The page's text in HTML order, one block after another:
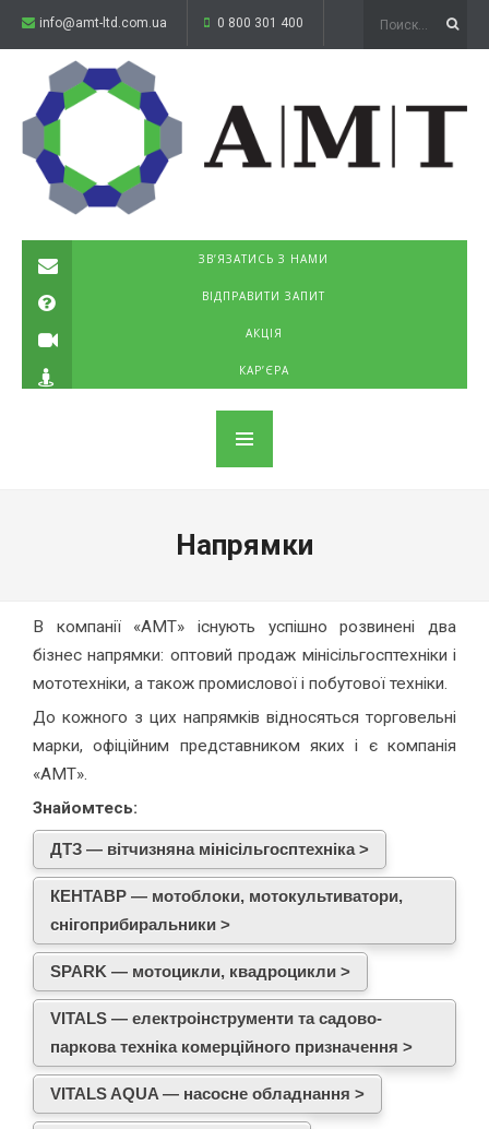
info@amt-ltd.com.ua 0 800 301 400
ЗВ’ЯЗАТИСЬ З НАМИ
ВІДПРАВИТИ ЗАПИТ
АКЦІЯ
КАР’ЄРА
Напрямки
В компанії «АМТ» існують успішно розвинені два
бізнес напрямки: оптовий продаж мінісільгосптехніки і
мототехніки, а також промислової і побутової техніки.
До кожного з цих напрямків відносяться торговельні
марки, офіційним представником яких і є компанія
«АМТ».
Знайомтесь:
ДТЗ — вітчизняна мінісільгосптехніка >
КЕНТАВР — мотоблоки, мотокультиватори,
снігоприбиральники >
SPARK — мотоцикли, квадроцикли >
VITALS — електроінструменти та садово-
паркова техніка комерційного призначення >
VITALS AQUA — насосне обладнання >